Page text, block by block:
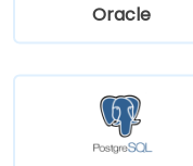
Oracle